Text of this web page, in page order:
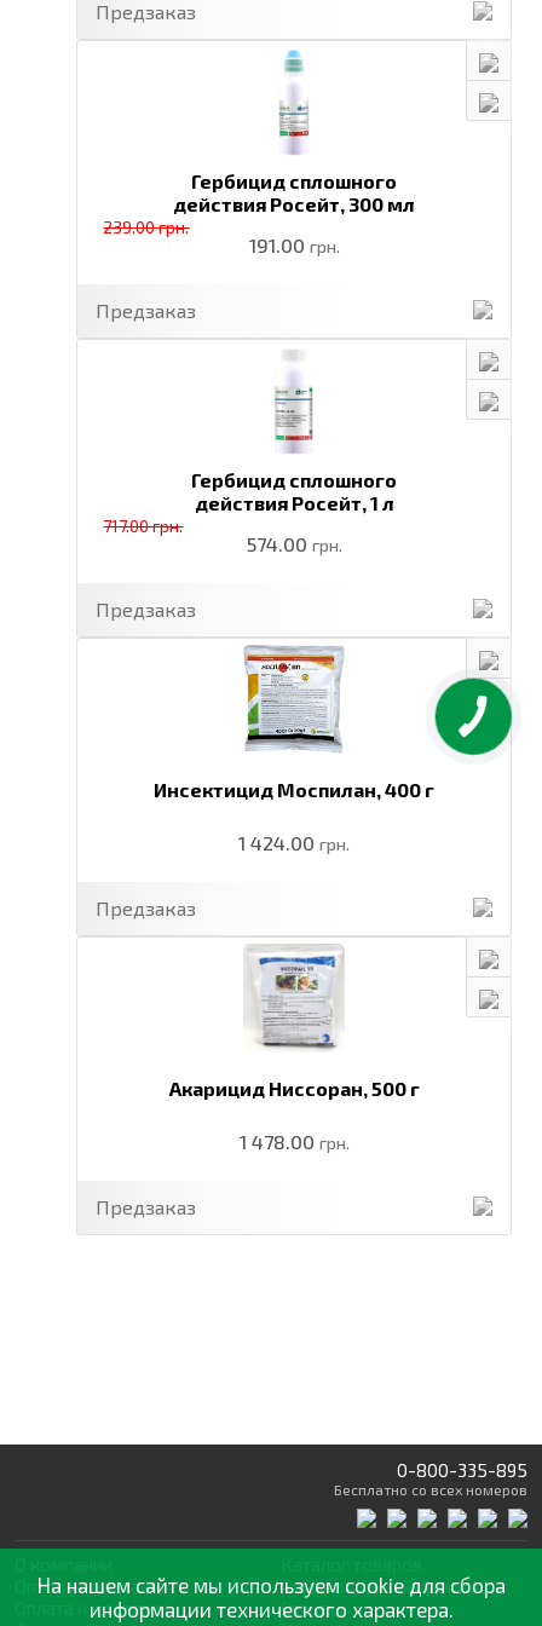
Предзаказ
Гербицид сплошного
действия Росейт, 300 мл
191.00 грн.
239.00 грн.
Предзаказ
Гербицид сплошного
действия Росейт,1 л
574.00 грн.
717.00 грн.
Предзаказ
Инсектицид Моспилан,400 г
1 424.00 грн.
Предзаказ
Акарицид Ниссоран,500 г
1 478.00 грн.
Предзаказ
0-800-335-895
Бесплатно со всех номеров
Оптовая продажа
Оплата и доставка
Статьии рекомендации
Отзывы
На нашем сайте мы используем cookie для сбора
информации технического характера.